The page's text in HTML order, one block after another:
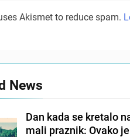
Akismet to reduce spam.
News
Dan kada se kretalo
mali praznik: Ovako